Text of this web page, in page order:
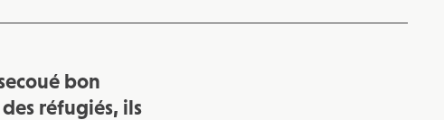
bon
réfugiés, ils
avec une